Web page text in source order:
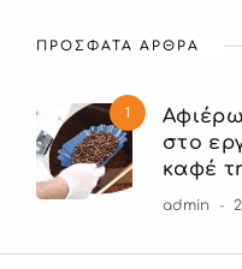
ΠΡΟΣΦΑΤΑ ΑΡΘΡΑ
1
στο
καφέ
admin